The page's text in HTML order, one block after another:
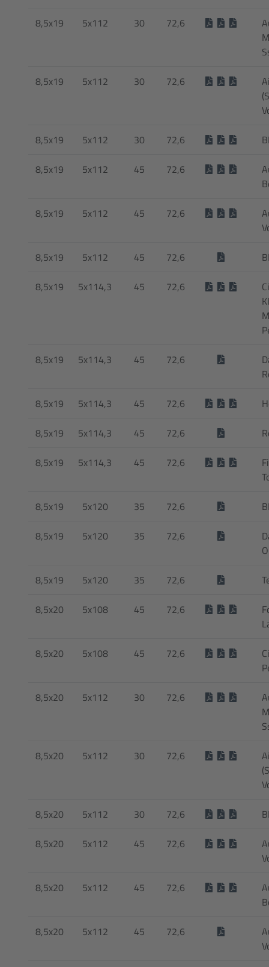
8,5x19 5x112 30 72,6
8,5x19 5x112 30 72,6
8,5x19 5x112 30 72,6
8,5x19 5x112 45 72,6
8,5x19 5x112 45 72,6
8,5x19 5x112 45 72,6
8,5x19 5x114,3 45 72,6
8,5x19 5x114,3 45 72,6
8,5x19 5x114,3 45 72,6
8,5x19 5x114,3 45 72,6
8,5x19 5x114,3 45 72,6
8,5x19 5x120 35 72,6
8,5x19 5x120 35 72,6
8,5x19 5x120 35 72,6
8,5x20 5x108 45 72,6
8,5x20 5x108 45 72,6
8,5x20 5x112 30 72,6
8,5x20 5x112 30 72,6
8,5x20 5x112 30 72,6
8,5x20 5x112 45 72,6
8,5x20 5x112 45 72,6
8,5x20 5x112 45 72,6